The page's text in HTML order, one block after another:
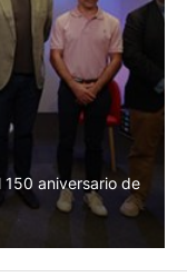
aniversario de